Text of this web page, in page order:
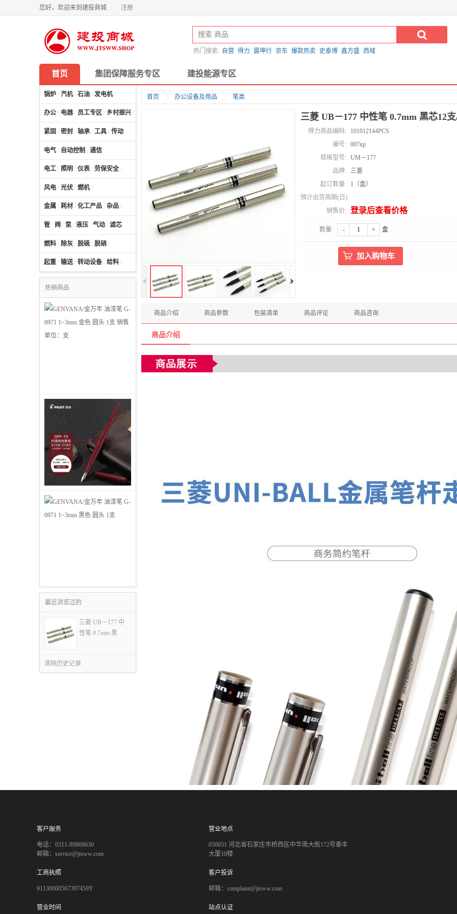
您好，欢迎来到建投商城 注册
热门搜索: 自营 得力 震坤行 京东 爆款热卖 史泰博 鑫方盛 西域
首页 集团保障服务专区 建投能源专区
锅炉 / 汽机/ 石油 / 发电机/
办公 / 电器 / 员工专区 / 乡村振兴 /
紧固 / 密封 / 轴承 / 工具 / 传动
电气 / 自动控制 / 通信
电工 / 照明 / 仪表 / 劳保安全 /
风电 / 光伏 / 燃机/
金属 / 耗材 / 化工产品 / 杂品 /
管 / 阀 / 泵 / 液压 / 气动 / 滤芯
燃料 / 除灰 / 脱硫 / 脱硝 /
起重 / 输送/ 转动设备 / 给料 /
热销商品
最近浏览过的
三菱 UB－177 中
性笔 0.7mm 黑
清除历史记录
首页 办公设备及用品 笔类
三菱 UB－177 中性笔 0.7mm 黑芯12
得力商品编码:
101012144PCS
编号:
007tqi
规格型号:
UM－177
品牌:
三菱
起订数量:
1（盒）
预计出货周期(日):
销售价:
登录后查看价格
数量: - + 盒
商品介绍 商品参数 包装清单 商品评论 商品咨询
商品介绍
客户服务
电话：0311-89869630
邮箱：service@jtsww.com
营业地点
050051 河北省石家庄市桥西区中华南大街172号泰丰
大厦10楼
工商执照
91130000567397459Y
客户投诉
邮箱：complaint@jtsww.com
营业时间 站点认证